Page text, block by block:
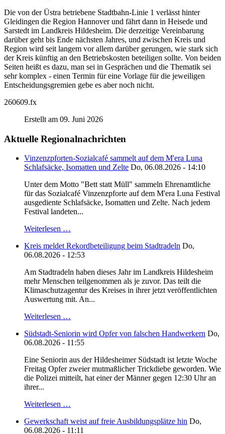
Die von der Üstra betriebene Stadtbahn-Linie 1 verlässt hinter
Gleidingen die Region Hannover und fährt dann in Heisede und
Sarstedt im Landkreis Hildesheim. Die derzeitige Vereinbarung
darüber geht bis Ende nächsten Jahres, und zwischen Kreis und
Region wird seit langem vor allem darüber gerungen, wie stark sich
der Kreis künftig an den Betriebskosten beteiligen sollte. Von beiden
Seiten heißt es dazu, man sei in Gesprächen und die Thematik sei
sehr komplex - einen Termin für eine Vorlage für die jeweiligen
Entscheidungsgremien gebe es aber noch nicht.
260609.fx
Erstellt am 09. Juni 2026
Aktuelle Regionalnachrichten
Vinzenzpforten-Sozialcafé sammelt auf dem M'era Luna
Schlafsäcke, Isomatten und Zelte Do, 06.08.2026 - 14:10
Unter dem Motto "Bett statt Müll" sammeln Ehrenamtliche
für das Sozialcafé Vinzenzpforte auf dem M'era Luna Festival
ausgediente Schlafsäcke, Isomatten und Zelte. Nach jedem
Festival landeten...
Weiterlesen …
Kreis meldet Rekordbeteiligung beim Stadtradeln Do,
06.08.2026 - 12:53
Am Stadtradeln haben dieses Jahr im Landkreis Hildesheim
mehr Menschen teilgenommen als je zuvor. Das teilt die
Klimaschutzagentur des Kreises in ihrer jetzt veröffentlichten
Auswertung mit. An...
Weiterlesen …
Südstadt-Seniorin wird Opfer von falschen Handwerkern Do,
06.08.2026 - 11:55
Eine Seniorin aus der Hildesheimer Südstadt ist letzte Woche
Freitag Opfer zweier mutmaßlicher Trickdiebe geworden. Wie
die Polizei mitteilt, hat einer der Männer gegen 12:30 Uhr an
ihrer...
Weiterlesen …
Gewerkschaft weist auf freie Ausbildungsplätze hin Do,
06.08.2026 - 11:11